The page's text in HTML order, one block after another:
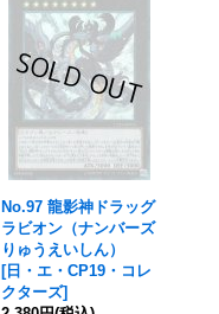
No.97 龍影神ドラッグ
ラビオン（ナンバーズ
りゅうえいしん）
[日・エ・CP19・コレ
クターズ]